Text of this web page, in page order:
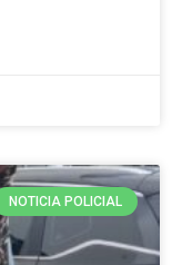
NOTICIA POLICIAL